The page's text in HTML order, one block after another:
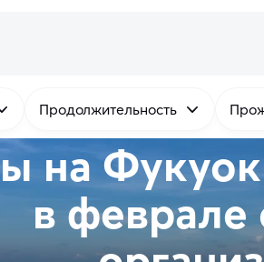
Продолжительность
на
в феврале